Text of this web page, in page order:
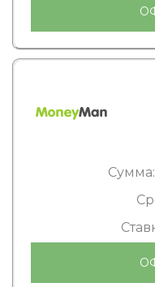
Сумма: